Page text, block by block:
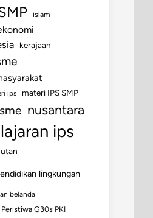
islam
kerajaan
ips materi IPS SMP
nusantara
ips
lingkungan
belanda
Peristiwa G30s PKI